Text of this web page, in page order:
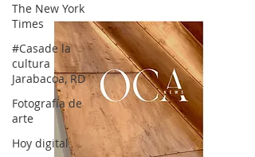
The New York
Times
#Casade la
cultura
Jarabacoa, RD
Fotografía de
arte
Hoy digital